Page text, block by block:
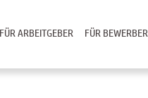
FÜR BEWERBER
FÜR ARBEITGEBER